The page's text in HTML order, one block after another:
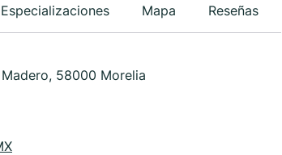
Especializaciones Mapa Reseñas
58000 Morelia